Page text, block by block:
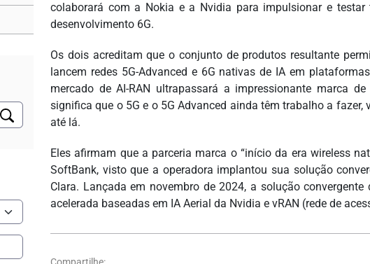
colaborará com a Nokia e a Nvidia para impulsionar e
desenvolvimento 6G.
Os dois acreditam que o conjunto de produtos resultante
lancem redes 5G-Advanced e 6G nativas de IA em
mercado de AI-RAN ultrapassará a impressionante marca
significa que o 5G e o 5G Advanced ainda têm trabalho a fazer,
até lá.
Eles afirmam que a parceria marca o “início da era wireless
SoftBank, visto que a operadora implantou sua solução
Clara. Lançada em novembro de 2024, a solução
acelerada baseadas em IA Aerial da Nvidia e vRAN (rede de